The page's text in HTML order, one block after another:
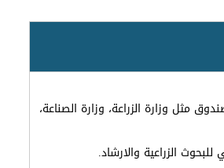
مثل وزارة الزراعة، وزارة الصناعة،
الزراعية والارشاد.